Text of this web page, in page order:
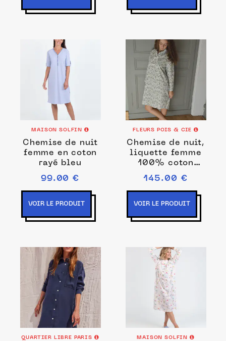
MAISON SOLFIN
Chemise de nuit
femme en coton
rayé bleu
99.00 €
VOIR LE PRODUIT
FLEURS POIS & CIE
Chemise de nuit,
liquette femme
100% coton
fabrication
française
145.00 €
VOIR LE PRODUIT
QUARTIER LIBRE PARIS MAISON SOLFIN